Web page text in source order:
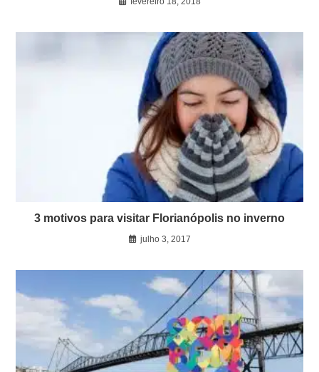
3 motivos para visitar Florianópolis no inverno
julho 3, 2017